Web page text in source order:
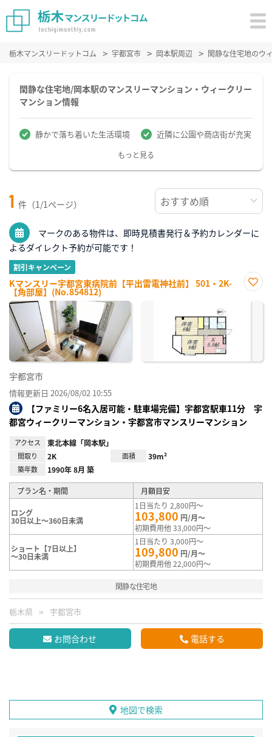
栃木マンスリードットコム 宇都宮市 岡本駅周辺 閑静な住宅地のウ
閑静な住宅地/岡本駅のマンスリーマンション・ウィークリー
マンション情報
静かで落ち着いた生活環境 近隣に公園や商店街が充実
もっと見る
1 件（1/1ページ）
マークのある物件は、即時見積書発行＆予約カレンダーに
よるダイレクト予約が可能です！
割引キャンペーン
Kマンスリー宇都宮東病院前【平出雷電神社前】 501・2K-
【角部屋】(No.854812)
に入
宇都宮市
情報更新日 2026/08/02 10:55
【ファミリー6名入居可能・駐車場完備】宇都宮駅車11分 宇
都宮ウィークリーマンション・宇都宮市マンスリーマンション
アクセス 東北本線「岡本駅」
間取り 2K 面積 39m²
築年数 1990年 8月 築
プラン名・期間 月額目安
ロング
30日以上～360日未満
1日当たり 2,800円～
103,800 円/月～
初期費用他 33,000円～
ショート【7日以上】
～30日未満
1日当たり 3,000円～
109,800 円/月～
初期費用他 22,000円～
閑静な住宅地
栃木県 宇都宮市
お問合わせ 電話する
地図で検索